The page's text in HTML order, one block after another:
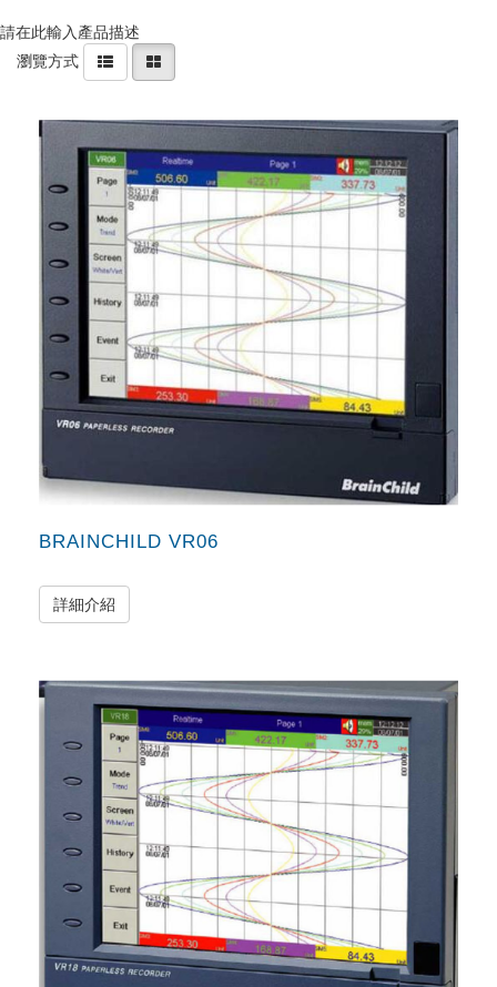
請在此輸入產品描述
瀏覽方式
BRAINCHILD VR06
詳細介紹